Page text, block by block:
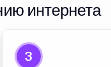
интернета
3